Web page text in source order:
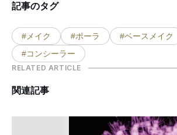
記事のタグ
#メイク #ポーラ #ベースメイク
#コンシーラー
RELATED ARTICLE
関連記事